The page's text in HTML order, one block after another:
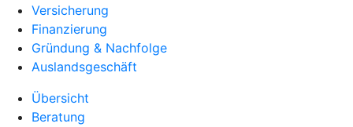
Versicherung
Finanzierung
Gründung & Nachfolge
Auslandsgeschäft
Übersicht
Beratung